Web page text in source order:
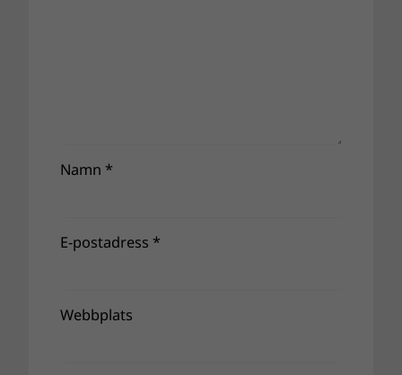
Namn *
E-postadress *
Webbplats